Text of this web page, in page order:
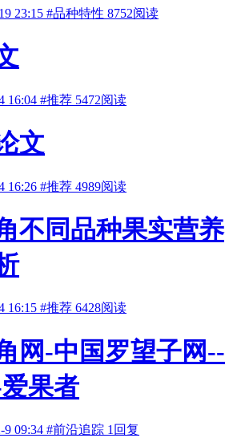
23:15 #品种特性 8752阅读
16:04 #推荐 5472阅读
文
16:26 #推荐 4989阅读
不同品种果实营养
16:15 #推荐 6428阅读
网-中国罗望子网--
果者
9 09:34 #前沿追踪 1回复